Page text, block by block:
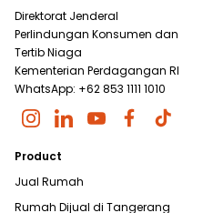
Direktorat Jenderal
Perlindungan Konsumen dan
Tertib Niaga
Kementerian Perdagangan RI
WhatsApp: +62 853 1111 1010
Product
Jual Rumah
Rumah Dijual di Tangerang